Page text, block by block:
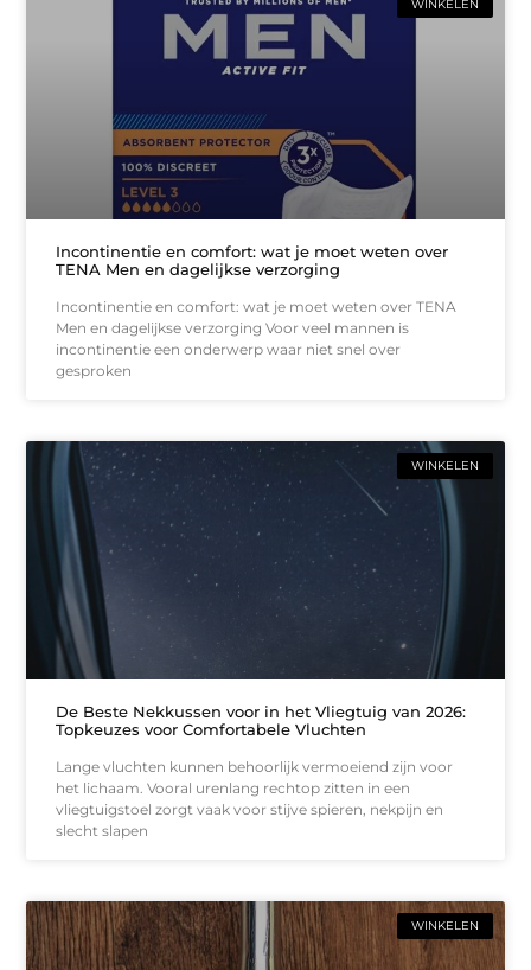
WINKELEN
Incontinentie en comfort: wat je moet weten over
TENA Men en dagelijkse verzorging
Incontinentie en comfort: wat je moet weten over TENA
Men en dagelijkse verzorging Voor veel mannen is
incontinentie een onderwerp waar niet snel over
gesproken
WINKELEN
De Beste Nekkussen voor in het Vliegtuig van 2026:
Topkeuzes voor Comfortabele Vluchten
Lange vluchten kunnen behoorlijk vermoeiend zijn voor
het lichaam. Vooral urenlang rechtop zitten in een
vliegtuigstoel zorgt vaak voor stijve spieren, nekpijn en
slecht slapen
WINKELEN